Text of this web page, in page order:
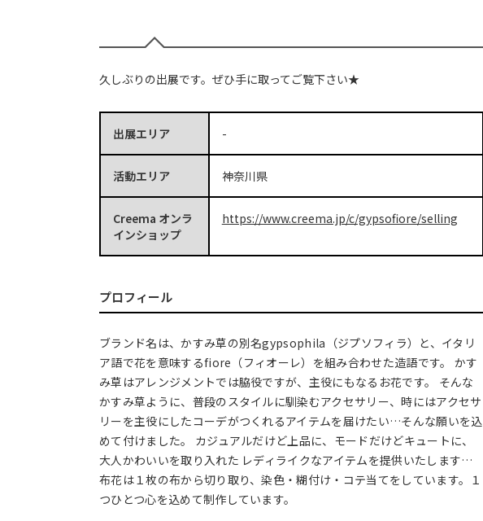
久しぶりの出展です。ぜひ手に取ってご覧下さい★
出展エリア -
活動エリア 神奈川県
Creema オンラ
インショップ
https://www.creema.jp/c/gypsofiore/selling
プロフィール
ブランド名は、かすみ草の別名gypsophila（ジプソフィラ）と、イタリ
ア語で花を意味するfiore（フィオーレ）を組み合わせた造語です。 かす
み草はアレンジメントでは脇役ですが、主役にもなるお花です。 そんな
かすみ草ように、普段のスタイルに馴染むアクセサリー、時にはアクセサ
リーを主役にしたコーデがつくれるアイテムを届けたい…そんな願いを込
めて付けました。 カジュアルだけど上品に、モードだけどキュートに、
大人かわいいを取り入れた レディライクなアイテムを提供いたします…
布花は１枚の布から切り取り、染色・糊付け・コテ当てをしています。１
つひとつ心を込めて制作しています。